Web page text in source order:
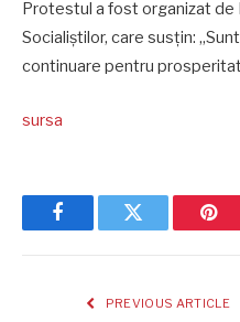
Protestul a fost organizat de
Socialiștilor, care susțin:
continuare pentru
sursa
FacebookTwitter
PREVIOUS ARTICLE